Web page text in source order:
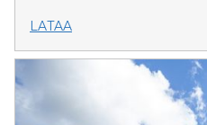
LATAA